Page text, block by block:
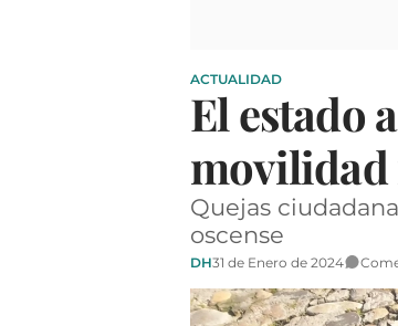
ACTUALIDAD
El estado
movilidad
Quejas
oscense
DH31 de Enero de 2024